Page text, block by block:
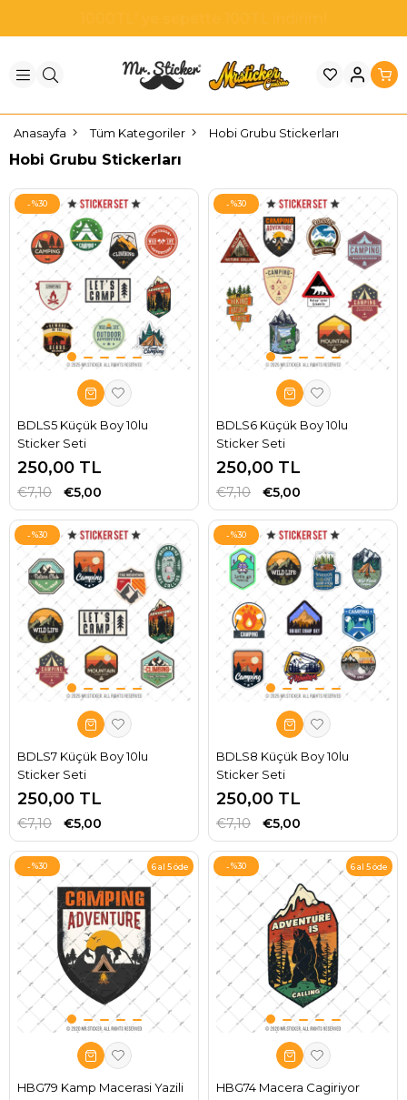
Anasayfa Tüm Kategoriler Hobi Grubu Stickerları
Hobi Grubu Stickerları
BDLS5 Küçük Boy 10lu
Sticker Seti
250,00 TL
€5,00
€7,10
%30
BDLS6 Küçük Boy 10lu
Sticker Seti
250,00 TL
€5,00
€7,10
%30
BDLS7 Küçük Boy 10lu
Sticker Seti
250,00 TL
€5,00
€7,10
%30
BDLS8 Küçük Boy 10lu
Sticker Seti
250,00 TL
€5,00
€7,10
%30
HBG79 Kamp Macerasi Yazili
%30 6 al 5 öde
HBG74 Macera Cagiriyor
%30 6 al 5 öde